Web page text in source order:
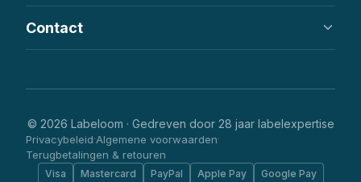
Etsy & Handgemaakt
Kledingmerken
Streetwear & patches
Contact
© 2026 Labeloom · Gedreven door 28 jaar labelexpertise
Privacybeleid·Algemene voorwaarden·
Terugbetalingen & retouren
Visa Mastercard PayPal Apple Pay Google Pay